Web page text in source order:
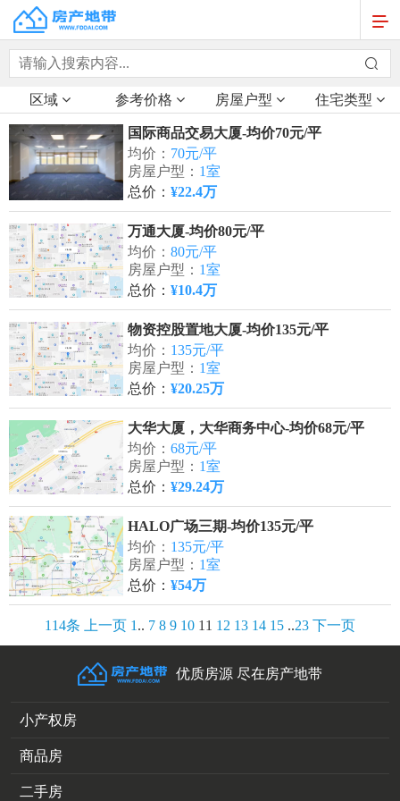
区域 参考价格 房屋户型 住宅类型
国际商品交易大厦-均价70元/平
均价： 70元/平
房屋户型： 1室
总价：¥22.4万
万通大厦-均价80元/平
均价：80元/平
房屋户型： 1室
总价：¥10.4万
物资控股置地大厦-均价135元/平
均价： 135元/平
房屋户型： 1室
总价：¥20.25万
大华大厦，大华商务中心-均价68元/平
均价：68元/平
房屋户型： 1室
总价：¥29.24万
HALO广场三期-均价135元/平
均价： 135元/平
房屋户型： 1室
总价：¥54万
114条 上一页 1 .. 7 8 9 10 11 12 13 14 15 ..23 下一页
优质房源 尽在房产地带
小产权房
商品房
二手房